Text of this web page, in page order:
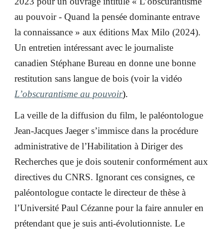
au pouvoir - Quand la pensée dominante entrave
la connaissance » aux éditions Max Milo (2024).
Un entretien intéressant avec le journaliste
canadien Stéphane Bureau en donne une bonne
restitution sans langue de bois (voir lavidéo
L’obscurantisme au pouvoir).
La veille de la diffusion du film, le paléontologue
Jean-Jacques Jaeger s’immisce dans la procédure
administrative de l’Habilitation à Diriger des
Recherches que je dois soutenir conformément aux
directives du CNRS. Ignorant ces consignes, ce
paléontologue contacte le directeur de thèse à
l’Université Paul Cézanne pour la faire annuler en
prétendant que je suis anti-évolutionniste. Le